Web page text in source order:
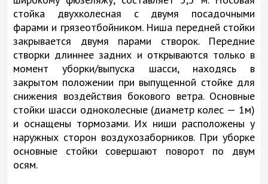
стойка двухколесная с двумя посадочными
фарами и грязеотбойником. Ниша передней стойки
закрывается двумя парами створок. Передние
створки длиннее задних и открываются только в
момент уборки/выпуска шасси, находясь в
закрытом положении при выпущенной стойке для
снижения воздействия бокового ветра. Основные
стойки шасси одноколесные (диаметр колес — 1м)
и оснащены тормозами. Их ниши расположены у
наружных сторон воздухозаборников. При уборке
основные стойки совершают поворот по двум
осям.